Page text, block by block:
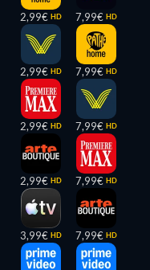
2,99€ HD
2,99€ HD
2,99€ HD
2,99€ HD
3,99€ HD
7,99€ HD
7,99€ HD
7,99€ HD
7,99€ HD
7,99€ HD